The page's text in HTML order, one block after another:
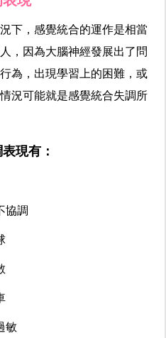
下，感覺統合的運作是相當
，因為大腦神經發展出了問
為，出現學習上的困難，或
況可能就是感覺統合失調所
現有：
協調
敏